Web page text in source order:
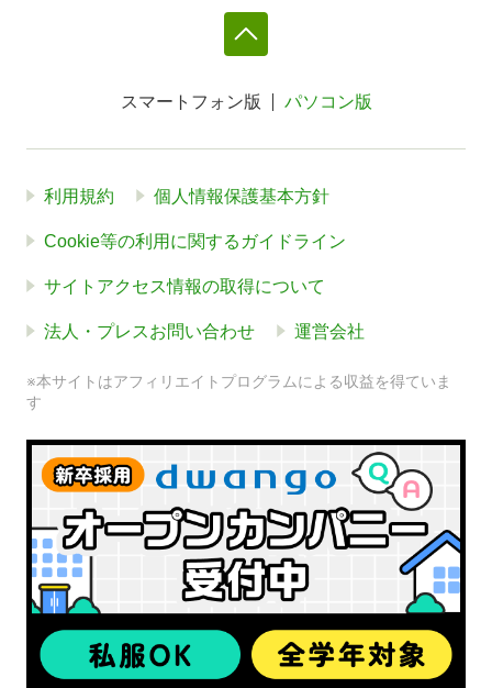
スマートフォン版 パソコン版
利用規約 個人情報保護基本方針
Cookie等の利用に関するガイドライン
サイトアクセス情報の取得について
法人・プレスお問い合わせ 運営会社
※本サイトはアフィリエイトプログラムによる収益を得ていま
す